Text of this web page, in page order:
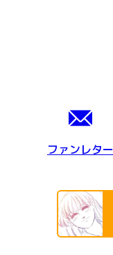
ファンレター